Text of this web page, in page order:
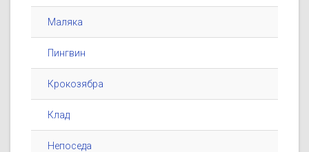
Маляка
Пингвин
Крокозябра
Клад
Непоседа